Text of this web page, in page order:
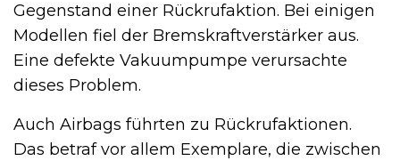
Gegenstand einer Rückrufaktion. Bei einigen
Modellen fiel der Bremskraftverstärker aus.
Eine defekte Vakuumpumpe verursachte
dieses Problem.
Auch Airbags führten zu Rückrufaktionen.
Das betraf vor allem Exemplare, die zwischen